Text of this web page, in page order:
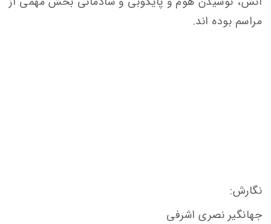
مراسم بوده اند.
نگارش:
جهانگیر نصری اشرفی